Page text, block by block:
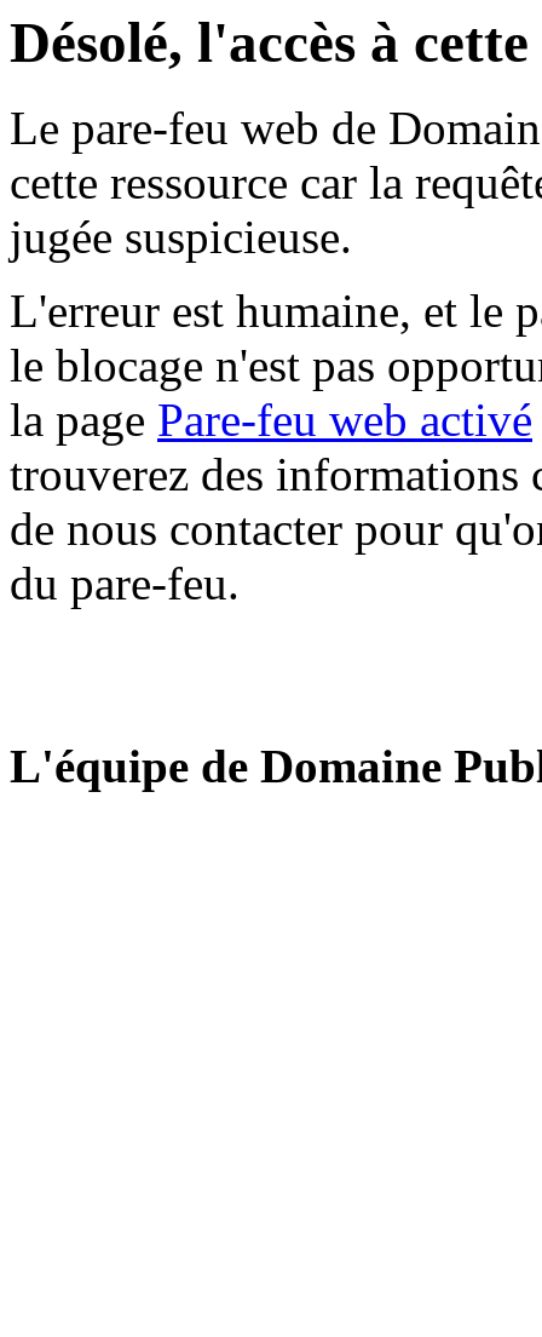
Désolé, l'accès à
Le pare-feu web de
cette ressource car la
jugée suspicieuse.
L'erreur est humaine, et le
le blocage n'est pas
la page Pare-feu web activé
trouverez des informations
de nous contacter pour
du pare-feu.
L'équipe de Domaine